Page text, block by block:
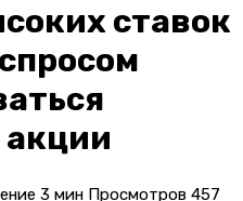
ставок
3 мин Просмотров 457